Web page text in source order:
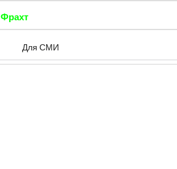
Фрахт
Для СМИ